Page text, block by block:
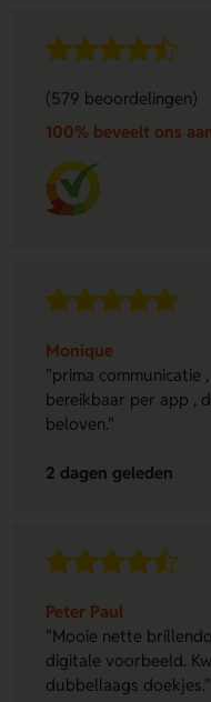
(579 beoordelingen)
100% beveelt ons
Monique
"prima communicatie
bereikbaar per app ,
beloven."
2 dagen geleden
Peter Paul
"Mooie nette
digitale voorbeeld.
dubbellaags doekjes."